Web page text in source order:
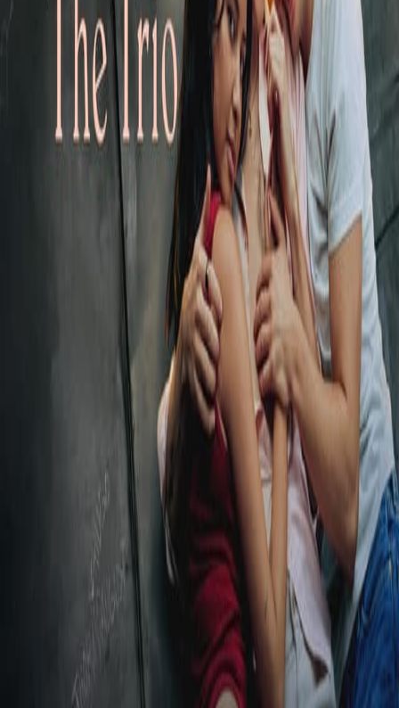
Trio
Esittely
TV-lähetykset
Uutiset
Klipit
Entisen rakastettunsa tyttären tapaaminen vie Hugon
takaisin opiskeluajan muistoihin Tukholmassa.